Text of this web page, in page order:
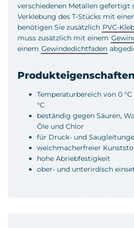
verschiedenen Metallen gefertigt
Verklebung des T-Stücks mit
benötigen Sie zusätzlich PVC-
muss zusätzlich mit einem
einem Gewindedichtfaden
Produkteigenschaften
Temperaturbereich von 0 °C
°C
beständig gegen Säuren,
Öle und Chlor
für Druck- und
weichmacherfreier
hohe Abriebfestigkeit
ober- und unterirdisch